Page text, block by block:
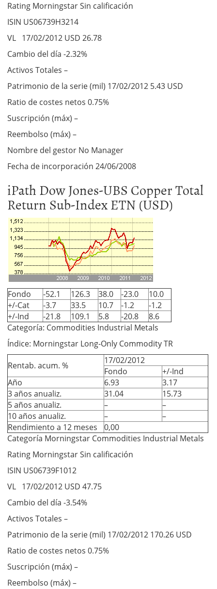
Rating Morningstar Sin calificación
ISIN US06739H3214
VL 17/02/2012 USD 26.78
Cambio del día -2.32%
Activos Totales –
Patrimonio de la serie (mil) 17/02/2012 5.43 USD
Ratio de costes netos 0.75%
Suscripción (máx) –
Reembolso (máx) –
Nombre del gestor No Manager
Fecha de incorporación 24/06/2008
iPath Dow Jones-UBS Copper Total
Return Sub-Index ETN (USD)
Fondo -52.1 126.3 38.0 -23.0
10.0
+/-Cat
-3.7 33.5 10.7 -1.2
-1.2
+/-Ind
-21.8 109.1 5.8 -20.8
8.6
Categoría: Commodities Industrial Metals
Índice: Morningstar Long-Only Commodity TR
Rentab. acum. %
17/02/2012
Fondo
+/-Ind
Año
6.93
3.17
3 años anualiz.
31.04
15.73
5 años anualiz.
–
–
10 años anualiz.
–
–
Rendimiento a 12 meses
0,00
Categoría Morningstar Commodities Industrial Metals
Rating Morningstar Sin calificación
ISIN US06739F1012
VL 17/02/2012 USD 47.75
Cambio del día -3.54%
Activos Totales –
Patrimonio de la serie (mil) 17/02/2012 170.26 USD
Ratio de costes netos 0.75%
Suscripción (máx) –
Reembolso (máx) –